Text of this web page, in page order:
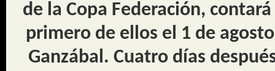
de la Copa Federación,
primero de ellos el 1 de
Ganzábal. Cuatro días